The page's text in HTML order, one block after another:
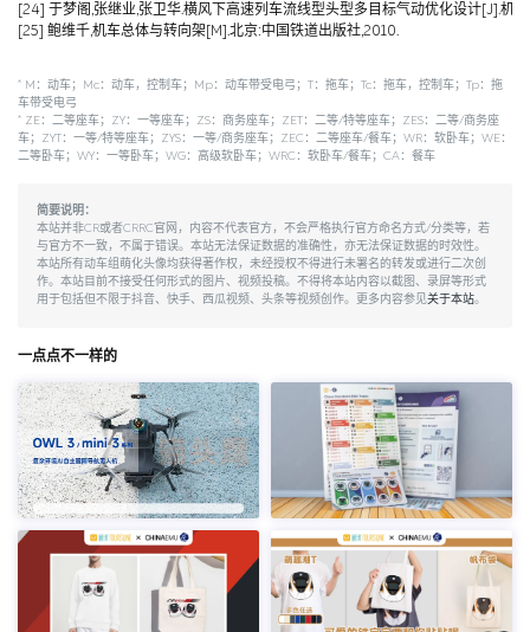
[24] 于梦阁,张继业,张卫华.横风下高速列车流线型头型多目标气动优化设计[J].机
[25] 鲍维千,机车总体与转向架[M].北京:中国铁道出版社,2010.
* M：动车；Mc：动车，控制车；Mp：动车带受电弓；T：拖车；Tc：拖车，控制车；Tp：拖
车带受电弓
* ZE：二等座车；ZY：一等座车；ZS：商务座车；ZET：二等/特等座车；ZES：二等/商务座
车；ZYT：一等/特等座车；ZYS：一等/商务座车；ZEC：二等座车/餐车；WR：软卧车；WE：
二等卧车；WY：一等卧车；WG：高级软卧车；WRC：软卧车/餐车；CA：餐车
简要说明：
本站并非CR或者CRRC官网，内容不代表官方，不会严格执行官方命名方式/分类等，若
与官方不一致，不属于错误。本站无法保证数据的准确性，亦无法保证数据的时效性。
本站所有动车组萌化头像均获得著作权，未经授权不得进行未署名的转发或进行二次创
作。本站目前不接受任何形式的图片、视频投稿。不得将本站内容以截图、录屏等形式
用于包括但不限于抖音、快手、西瓜视频、头条等视频创作。更多内容参见关于本站。
一点点不一样的